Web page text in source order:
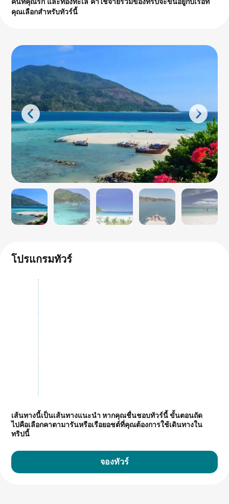
คนที่คุณรัก และท้องทะเล ค่าใช้จ่ายรวมของทริปจะขึ้นอยู่กับเรือที่
คุณเลือกสำหรับทัวร์นี้
โปรแกรมทัวร์
เส้นทางนี้เป็นเส้นทางแนะนำ หากคุณชื่นชอบทัวร์นี้ ขั้นตอนถัด
ไปคือเลือกคาตามารันหรือเรือยอชต์ที่คุณต้องการใช้เดินทางใน
ทริปนี้
จองทัวร์